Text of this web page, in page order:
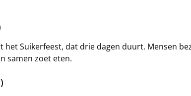
het Suikerfeest, dat drie dagen duurt. Mensen
samen zoet eten.